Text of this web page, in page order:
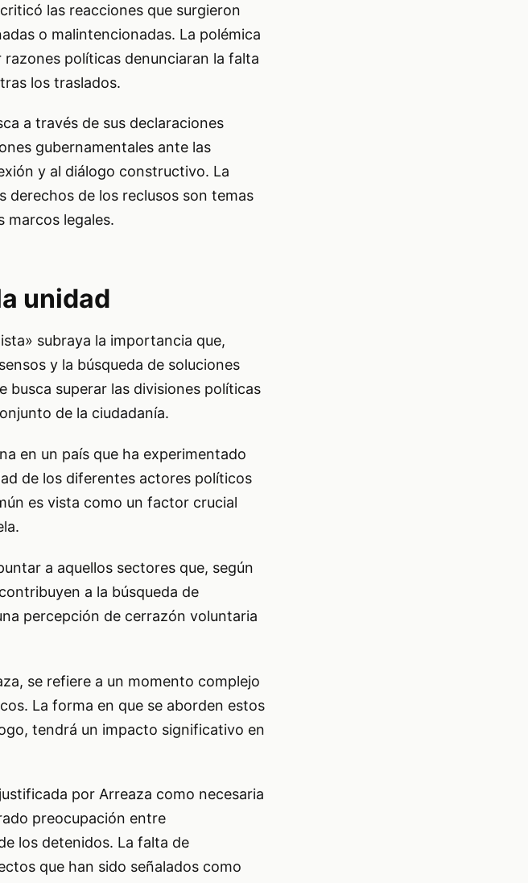
las reacciones que surgieron
o malintencionadas. La polémica
políticas denunciaran la falta
los traslados.
a través de sus declaraciones
gubernamentales ante las
y al diálogo constructivo. La
derechos de los reclusos son temas
marcos legales.
unidad
subraya la importancia que,
y la búsqueda de soluciones
busca superar las divisiones políticas
de la ciudadanía.
en un país que ha experimentado
de los diferentes actores políticos
es vista como un factor crucial
a aquellos sectores que, según
a la búsqueda de
percepción de cerrazón voluntaria
se refiere a un momento complejo
La forma en que se aborden estos
tendrá un impacto significativo en
por Arreaza como necesaria
preocupación entre
los detenidos. La falta de
que han sido señalados como